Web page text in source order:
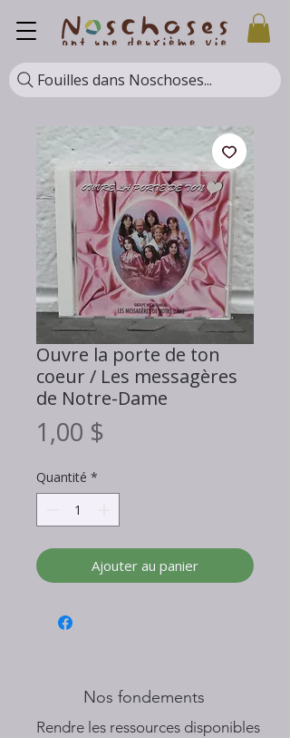
Fouilles dans Noschoses...
Ouvre la porte de ton
coeur / Les messagères
de Notre-Dame
1,00 $
Quantité *
Ajouter au panier
Nos fondements
​Rendre les ressources disponibles